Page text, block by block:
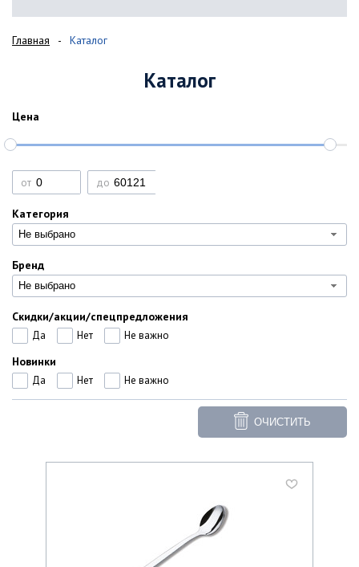
Главная Каталог
Каталог
Цена
от до
Категория
Не выбрано
Бренд
Не выбрано
Скидки/акции/спецпредложения
Да Нет Не важно
Новинки
Да Нет Не важно
ОЧИСТИТЬ